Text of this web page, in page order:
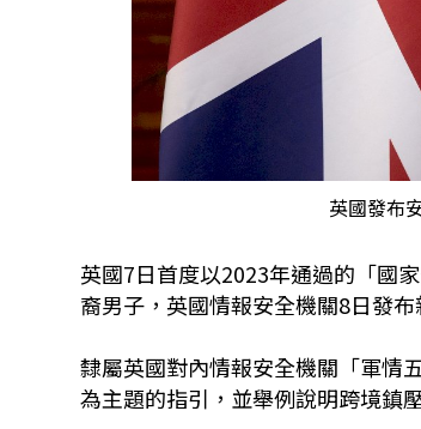
英國發布
英國7日首度以2023年通過的「國
裔男子，英國情報安全機關8日發
隸屬英國對內情報安全機關「軍情
為主題的指引，並舉例說明跨境鎮